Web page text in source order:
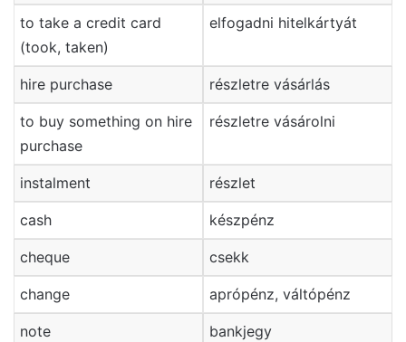
to take a credit card
(took, taken)
elfogadni hitelkártyát
hire purchase részletre vásárlás
to buy something on hire
purchase
részletre vásárolni
instalment részlet
cash készpénz
cheque csekk
change aprópénz, váltópénz
note bankjegy